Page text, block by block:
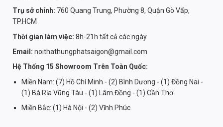
Trụ sở chính: 760 Quang Trung, Phường 8, Quận Gò Vấp,
TP.HCM
Thời gian làm việc: 8h-21h tất cả các ngày
Email: noithathungphatsaigon@gmail.com
Hệ Thống 15 Showroom Trên Toàn Quốc:
Miền Nam: (7) Hồ Chí Minh - (2) Bình Dương - (1) Đồng Nai -
(1) Bà Rịa Vũng Tàu - (1) Lâm Đồng - (1) Cần Thơ
Miền Bắc: (1) Hà Nội - (2) Vĩnh Phúc